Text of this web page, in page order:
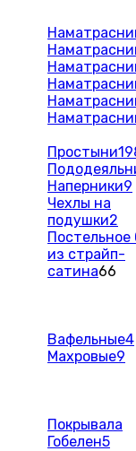
Простыни
Наперники9
Чехлы на
подушки2
Постельное
из страйп-
сатина66
Вафельные4
Махровые9
Покрывала
Гобелен5